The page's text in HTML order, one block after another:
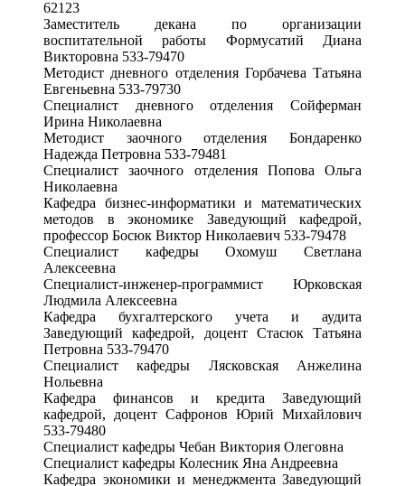
62123
Заместитель декана по организации
воспитательной работы Формусатий Диана
Викторовна 533-79470
Методист дневного отделения Горбачева Татьяна
Евгеньевна 533-79730
Специалист дневного отделения Сойферман
Ирина Николаевна
Методист заочного отделения Бондаренко
Надежда Петровна 533-79481
Специалист заочного отделения Попова Ольга
Николаевна
Кафедра бизнес-информатики и математических
методов в экономике Заведующий кафедрой,
профессор Босюк Виктор Николаевич 533-79478
Специалист кафедры Охомуш Светлана
Алексеевна
Специалист-инженер-программист Юрковская
Людмила Алексеевна
Кафедра бухгалтерского учета и аудита
Заведующий кафедрой, доцент Стасюк Татьяна
Петровна 533-79470
Специалист кафедры Лясковская Анжелина
Нольевна
Кафедра финансов и кредита Заведующий
кафедрой, доцент Сафронов Юрий Михайлович
533-79480
Специалист кафедры Чебан Виктория Олеговна
Специалист кафедры Колесник Яна Андреевна
Кафедра экономики и менеджмента Заведующий